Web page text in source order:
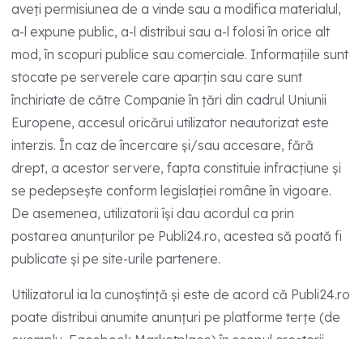
aveți permisiunea de a vinde sau a modifica materialul,
a-l expune public, a-l distribui sau a-l folosi în orice alt
mod, în scopuri publice sau comerciale. Informațiile sunt
stocate pe serverele care aparțin sau care sunt
închiriate de către Companie în țări din cadrul Uniunii
Europene, accesul oricărui utilizator neautorizat este
interzis. În caz de încercare și/sau accesare, fără
drept, a acestor servere, fapta constituie infracțiune și
se pedepsește conform legislației române în vigoare.
De asemenea, utilizatorii își dau acordul ca prin
postarea anunțurilor pe Publi24.ro, acestea să poată fi
publicate și pe site-urile partenere.
Utilizatorul ia la cunoștință și este de acord că Publi24.ro
poate distribui anumite anunțuri pe platforme terțe (de